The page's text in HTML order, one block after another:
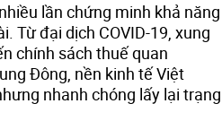
lần chứng minh khả năng
Từ đại dịch COVID-19, xung
chính sách thuế quan
Đông, nền kinh tế Việt
nhanh chóng lấy lại trạng